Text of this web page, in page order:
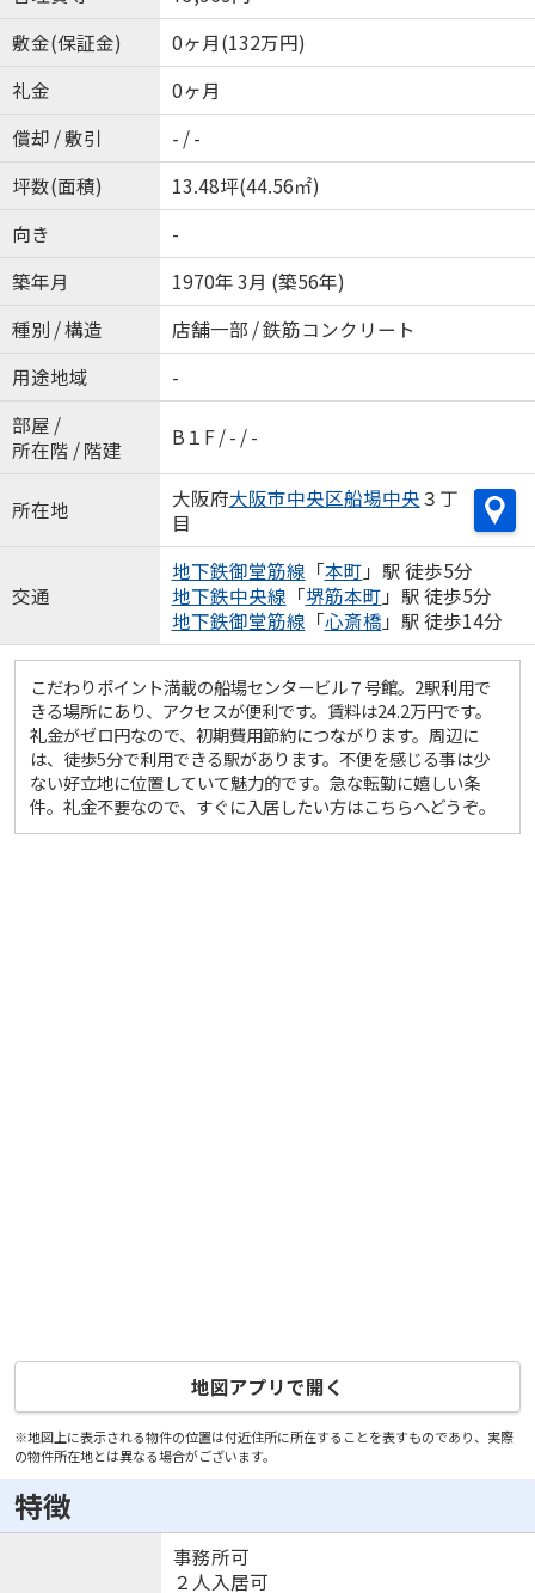
敷金(保証金)
0ヶ月(132万円)
礼金
0ヶ月
償却 / 敷引
- / -
坪数(面積)
13.48坪(44.56㎡)
向き
-
築年月
1970年 3月 (築56年)
種別 / 構造
店舗一部 / 鉄筋コンクリート
用途地域
-
部屋 /
所在階 / 階建
B１F / - / -
所在地 大阪府大阪市中央区船場中央３丁
目
交通
地下鉄御堂筋線 「本町 」駅 徒歩5分
地下鉄中央線 「堺筋本町 」駅 徒歩5分
地下鉄御堂筋線 「心斎橋 」駅 徒歩14分
こだわりポイント満載の船場センタービル７号館。2駅利用で
きる場所にあり、アクセスが便利です。賃料は24.2万円です。
礼金がゼロ円なので、初期費用節約につながります。周辺に
は、徒歩5分で利用できる駅があります。不便を感じる事は少
ない好立地に位置していて魅力的です。急な転勤に嬉しい条
件。礼金不要なので、すぐに入居したい方はこちらへどうぞ。
地図アプリで開く
※地図上に表示される物件の位置は付近住所に所在することを表すものであり、実際
の物件所在地とは異なる場合がございます。
特徴
事務所可
２人入居可